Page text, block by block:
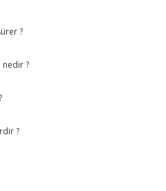
?
nedir ?
?